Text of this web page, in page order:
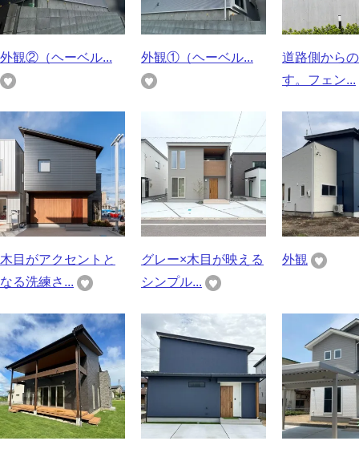
外観②（ヘーベル... 外観①（ヘーベル...
道路側から
す。フェン...
木目がアクセントと
なる洗練さ...
グレー×木目が映える
シンプル...
外観